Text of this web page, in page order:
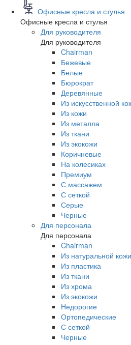
Офисные кресла и стулья
Офисные кресла и стулья
Для руководителя
Для руководителя
Chairman
Бежевые
Белые
Бюрократ
Деревянные
Из искусственной
Из кожи
Из металла
Из ткани
Из экокожи
Коричневые
На колесиках
Премиум
С массажем
С сеткой
Серые
Черные
Для персонала
Для персонала
Chairman
Из натуральной кожи
Из пластика
Из ткани
Из хрома
Из экокожи
Недорогие
Ортопедические
С сеткой
Черные